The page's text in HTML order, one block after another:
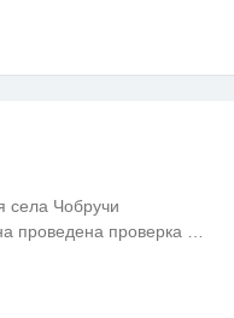
Чобручи
проведена проверка